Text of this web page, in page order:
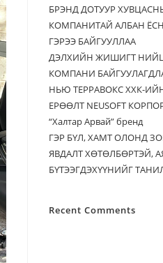
БРЭНД ДОТУУР ХУВЦАСНЫ
КОМПАНИТАЙ АЛБАН
ГЭРЭЭ БАЙГУУЛЛАА
ДЭЛХИЙН ЖИШИГТ
КОМПАНИ
НЬЮ ТЕРРАВОКС ХХК-
ЕРӨӨЛТ NEUSOFT
“Халтар Арвай” бренд
ГЭР БҮЛ, ХАМТ ОЛОНД
ЯВДАЛТ ХӨТӨЛБӨРТЭЙ,
БҮТЭЭГДЭХҮҮНИЙГ
Recent Comments